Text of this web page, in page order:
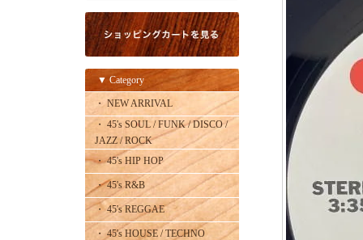
▼ Category
・ NEW ARRIVAL
・ 45's SOUL / FUNK / DISCO /
JAZZ / ROCK
・ 45's HIP HOP
・ 45's R&B
・ 45's REGGAE
・ 45's HOUSE / TECHNO